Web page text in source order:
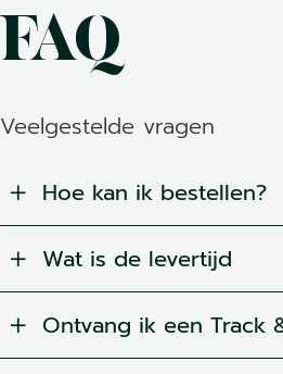
FAQ
Veelgestelde vragen
Hoe kan ik bestellen?
Wat is de levertijd
Ontvang ik een Track